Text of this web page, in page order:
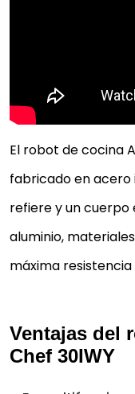
El robot de cocina
fabricado en acero
refiere y un
aluminio,
máxima resistencia
Ventajas del
Chef 30IWY